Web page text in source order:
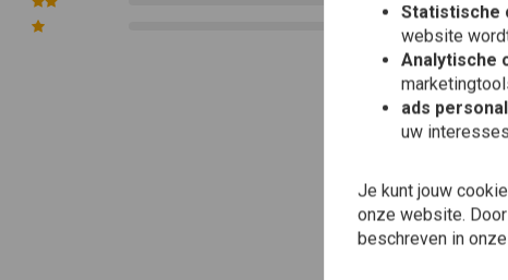
0
Statistische
website
Analytische
ads
uw
Je kunt jouw
onze website.
beschreven in onze